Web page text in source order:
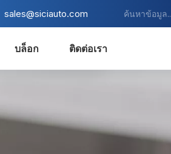
sales@siciauto.com
บล็อก ติดต่อเรา